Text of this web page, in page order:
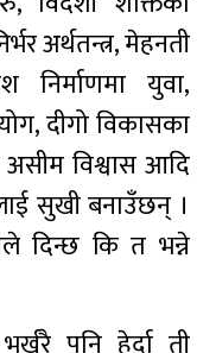
अर्थतन्त्र, मेहनती
निर्माणमा युवा,
दीगो विकासका
विश्वास आदि
सुखी बनाउँछन् ।
दिन्छ कि त भन्ने